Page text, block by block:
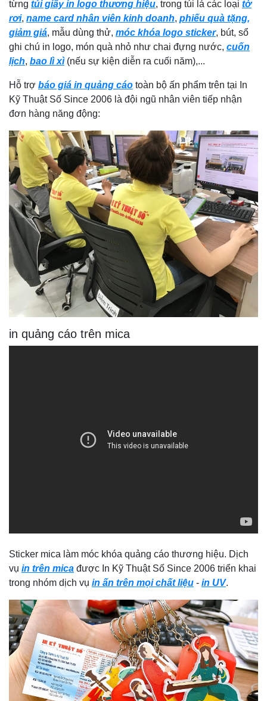
từng túi giấy in logo thương hiệu, trong túi lá các loại tờ
rơi, name card nhân viên kinh doanh, phiếu quà tặng,
giảm giá, mẫu dùng thử, móc khóa logo sticker, bút, sổ
ghi chú in logo, món quà nhỏ như chai đựng nước, cuốn
lịch, bao lì xì(nếu sự kiện diễn ra cuối năm),...
Hỗ trợ báo giá in quảng cáo toàn bộ ấn phẩm trên tại In
Kỹ Thuật Số Since 2006 là đội ngũ nhân viên tiếp nhận
đơn hàng năng động:
in quảng cáo trên mica
Sticker mica làm móc khóa quảng cáo thương hiệu. Dịch
vụ in trên mica được In Kỹ Thuật Số Since 2006 triển khai
trong nhóm dịch vụ in ấn trên mọi chất liệu - in UV.